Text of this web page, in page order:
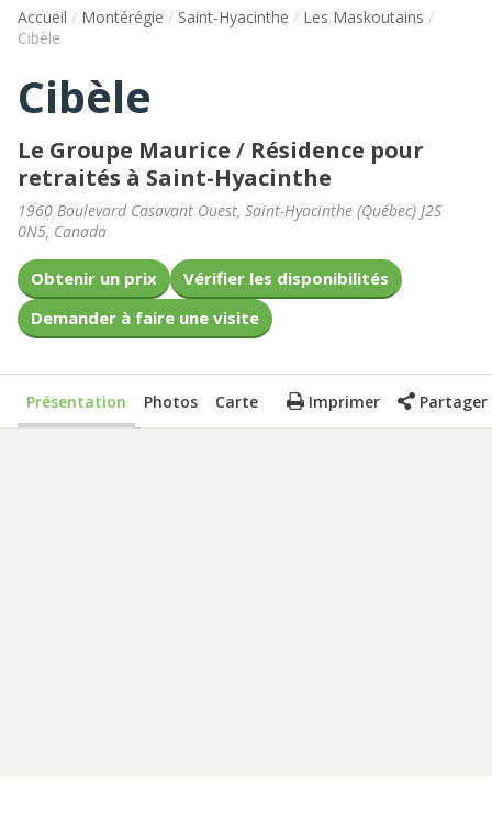
Accueil / Montérégie / Saint-Hyacinthe / Les Maskoutains /
Cibèle
Cibèle
Le Groupe Maurice / Résidence pour
retraités à Saint-Hyacinthe
1960 Boulevard Casavant Ouest, Saint-Hyacinthe (Québec) J2S
0N5, Canada
Obtenir un prix
Vérifier les disponibilités
Demander à faire une visite
Présentation Photos Carte Imprimer Partager